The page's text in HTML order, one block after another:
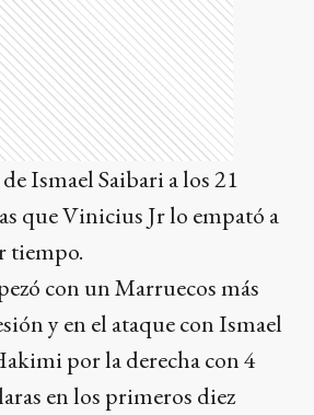
Ismael Saibari a los 21
que Vinicius Jr lo empató a
tiempo.
con un Marruecos más
y en el ataque con Ismael
por la derecha con 4
en los primeros diez